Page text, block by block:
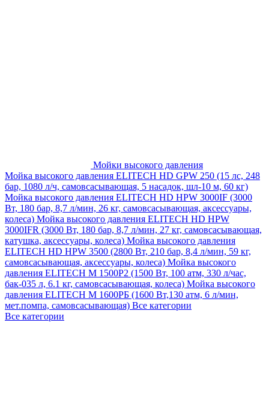
Мойки высокого давления
Мойка высокого давления ELITECH HD GPW 250 (15 лс, 248
бар, 1080 л/ч, самовсасывающая, 5 насадок, шл-10 м, 60 кг)
Мойка высокого давления ELITECH HD HPW 3000IF (3000
Вт, 180 бар, 8,7 л/мин, 26 кг, самовсасывающая, аксессуары,
колеса) Мойка высокого давления ELITECH HD HPW
3000IFR (3000 Вт, 180 бар, 8,7 л/мин, 27 кг, самовсасывающая,
катушка, аксессуары, колеса) Мойка высокого давления
ELITECH HD HPW 3500 (2800 Вт, 210 бар, 8,4 л/мин, 59 кг,
самовсасывающая, аксессуары, колеса) Мойка высокого
давления ELITECH M 1500P2 (1500 Вт, 100 атм, 330 л/час,
бак-035 л, 6.1 кг, самовсасывающая, колеса) Мойка высокого
давления ELITECH М 1600РБ (1600 Вт,130 атм, 6 л/мин,
мет.помпа, самовсасывающая) Все категории
Все категории